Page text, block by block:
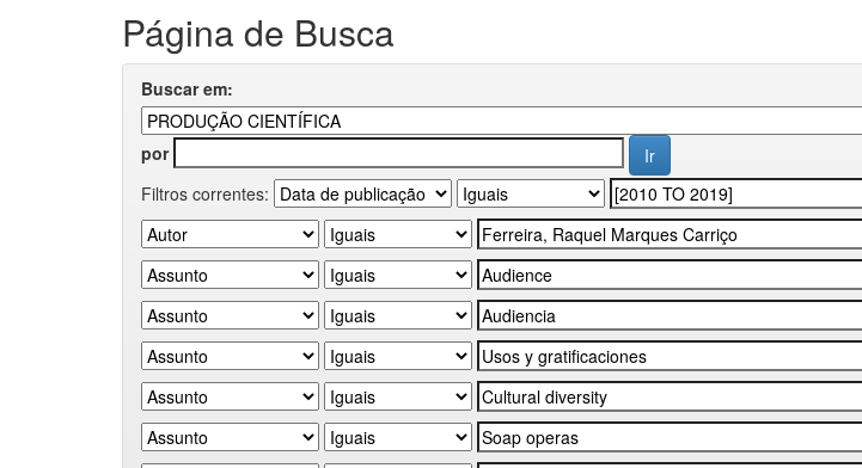
Página de Busca
Buscar em:
por
Filtros correntes: